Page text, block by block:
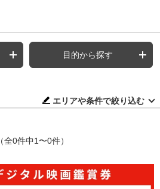
目的から探す
エリアや条件で絞り込む
（全0件中1〜0件）